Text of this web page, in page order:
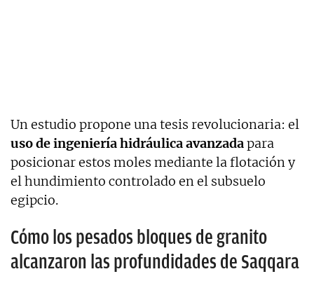
Un estudio propone una tesis revolucionaria: el
uso de ingeniería hidráulica avanzadapara
posicionar estos moles mediante la flotación y
el hundimiento controlado en el subsuelo
egipcio.
Cómo los pesados ​​bloques de granito
alcanzaron las profundidades de Saqqara